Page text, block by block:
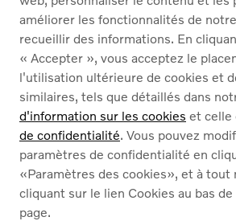
À PROPOS DE NOUS
NederlandsFrançais
Cookies
Politique de
améliorer les fonctionnalités de
recueillir des informations. En
« Accepter », vous acceptez le
l'utilisation ultérieure de cookies et
similaires, tels que détaillés dans
d'information sur les cookies et celle
de confidentialité. Vous pouvez
paramètres de confidentialité en
«Paramètres des cookies», et à tout
cliquant sur le lien Cookies au bas
page.